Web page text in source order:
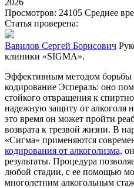
Просмотров: 24105 Среднее
Статья проверена:
Вавилов Сергей Борисович
клиники «SIGMA».
Эффективным методом борьбы
кодирование Эспераль: оно
стойкого отвращения к
надежную защиту от алкоголя
это время он может пройти
возврата к трезвой жизни. В
«Сигма» применяются
кодирования от алкоголизма,
результаты. Процедура
любой стадии, с ее помощью
многолетним алкогольным